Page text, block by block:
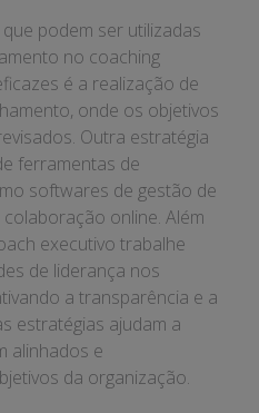
podem ser utilizadas
no coaching
é a realização de
onde os objetivos
Outra estratégia
ferramentas de
softwares de gestão de
online. Além
executivo trabalhe
de liderança nos
a transparência e a
estratégias ajudam a
alinhados e
da organização.